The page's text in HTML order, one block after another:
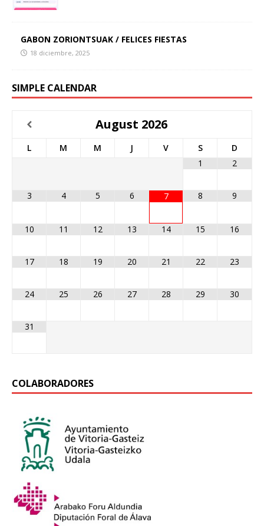
GABON ZORIONTSUAK / FELICES FIESTAS
18 diciembre, 2025
SIMPLE CALENDAR
August 2026
L M M J V S
D
1
2
3 4 5 6 7 8 9
10 11 12 13 14 15 16
17 18 19 20 21 22 23
24 25 26 27 28 29 30
31
COLABORADORES